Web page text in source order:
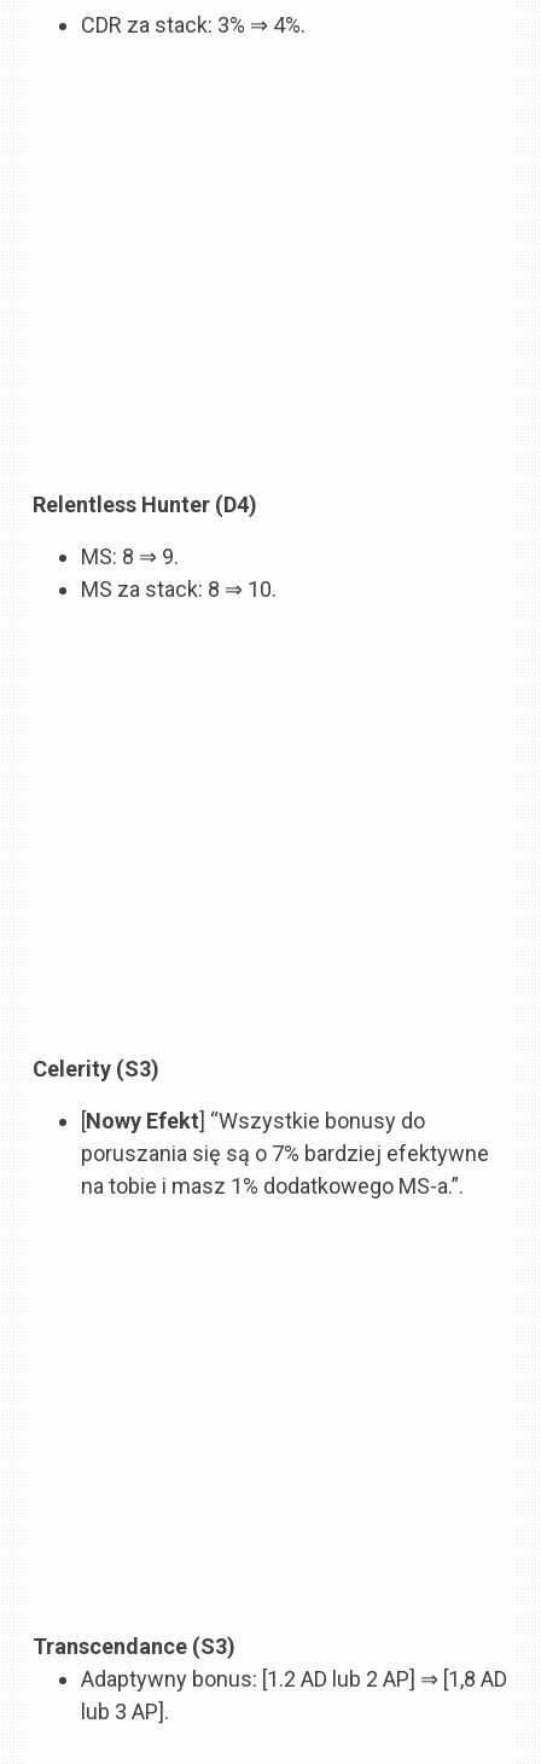
CDR za stack: 3% ⇒ 4%.
Relentless Hunter (D4)
MS: 8 ⇒ 9.
MS za stack: 8 ⇒ 10.
Celerity (S3)
[Nowy Efekt] “Wszystkie bonusy do
poruszania się są o 7% bardziej efektywne
na tobie i masz 1% dodatkowego MS-a.”.
Transcendance (S3)
Adaptywny bonus: [1.2 AD lub 2 AP] ⇒ [1,8 AD
lub 3 AP].